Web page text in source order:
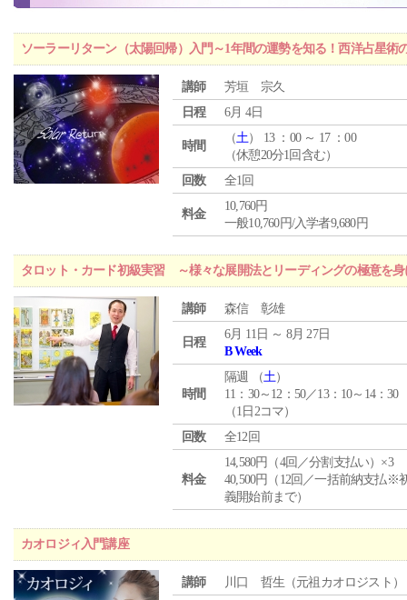
ソーラーリターン（太陽回帰）入門～1年間の運勢を知る！西洋占星術
講師
芳垣 宗久
日程
6月 4日
時間
（土） 13 ：00 ～ 17 ：00
（休憩20分1回含む）
回数
全1回
料金
10,760円
一般10,760円/入学者9,680円
タロット・カード初級実習 ～様々な展開法とリーディングの極意を身
講師 森信 彰雄
日程
6月 11日 ～ 8月 27日
B Week
時間
隔週 （土）
11：30～12：50／13：10～14：30
（1日2コマ）
回数
全12回
料金
14,580円（4回／分割支払い）×3
40,500円（12回／一括前納支払※
義開始前まで）
カオロジィ入門講座
講師
川口 哲生（元祖カオロジスト）